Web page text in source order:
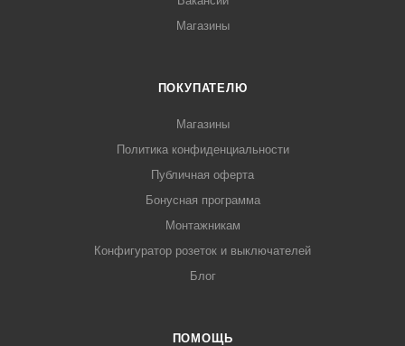
Магазины
ПОКУПАТЕЛЮ
Магазины
Политика конфиденциальности
Публичная оферта
Бонусная программа
Монтажникам
Конфигуратор розеток и выключателей
Блог
ПОМОЩЬ